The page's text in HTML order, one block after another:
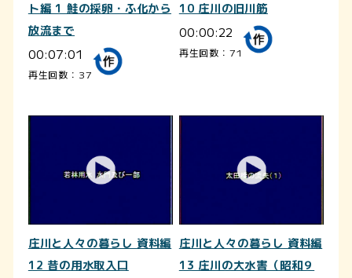
ト編 1 鮭の採卵・ふ化から
放流まで
00:07:01
再生回数：37
10 庄川の旧川筋
00:00:22
再生回数：71
庄川と人々の暮らし 資料編
12 昔の用水取入口
庄川と人々の暮らし 資料編
13 庄川の大水害（昭和９